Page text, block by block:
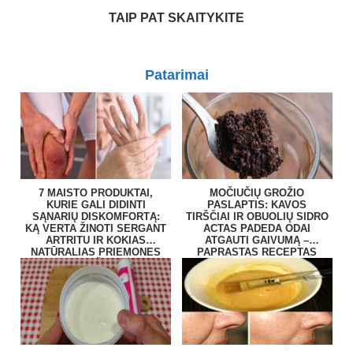
TAIP PAT SKAITYKITE
Patarimai
7 MAISTO PRODUKTAI,
KURIE GALI DIDINTI
SĄNARIŲ DISKOMFORTĄ:
KĄ VERTA ŽINOTI SERGANT
ARTRITU IR KOKIAS
NATŪRALIAS PRIEMONES
RENKASI ŽMONĖS?
MOČIUČIŲ GROŽIO
PASLAPTIS: KAVOS
TIRŠČIAI IR OBUOLIŲ SIDRO
ACTAS PADEDA ODAI
ATGAUTI GAIVUMĄ –
PAPRASTAS RECEPTAS
NAMUOSE